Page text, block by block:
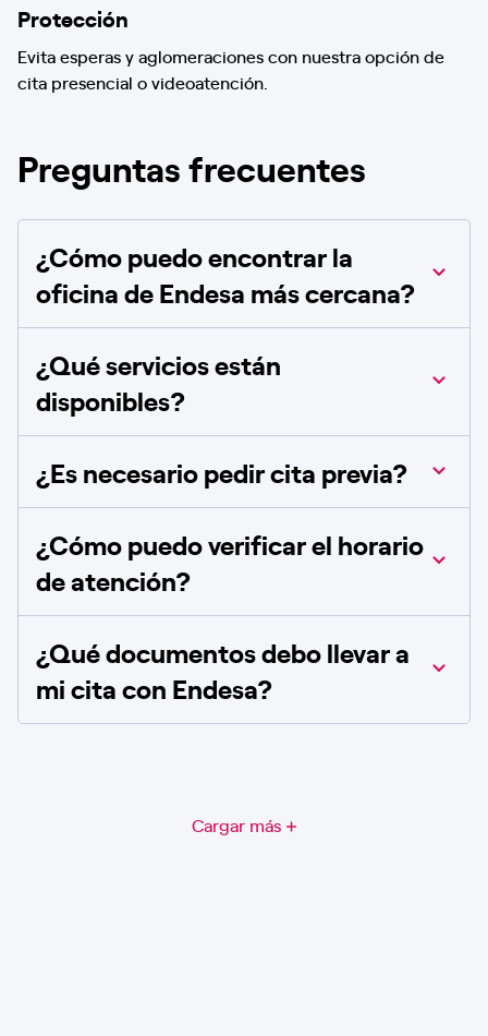
Protección
Evita esperas y aglomeraciones con nuestra opción de
cita presencial o videoatención.
Preguntas frecuentes
¿Cómo puedo encontrar la
oficina de Endesa más cercana?
¿Qué servicios están
disponibles?
¿Es necesario pedir cita previa?
¿Cómo puedo verificar el horario
de atención?
¿Qué documentos debo llevar a
mi cita con Endesa?
Cargar más